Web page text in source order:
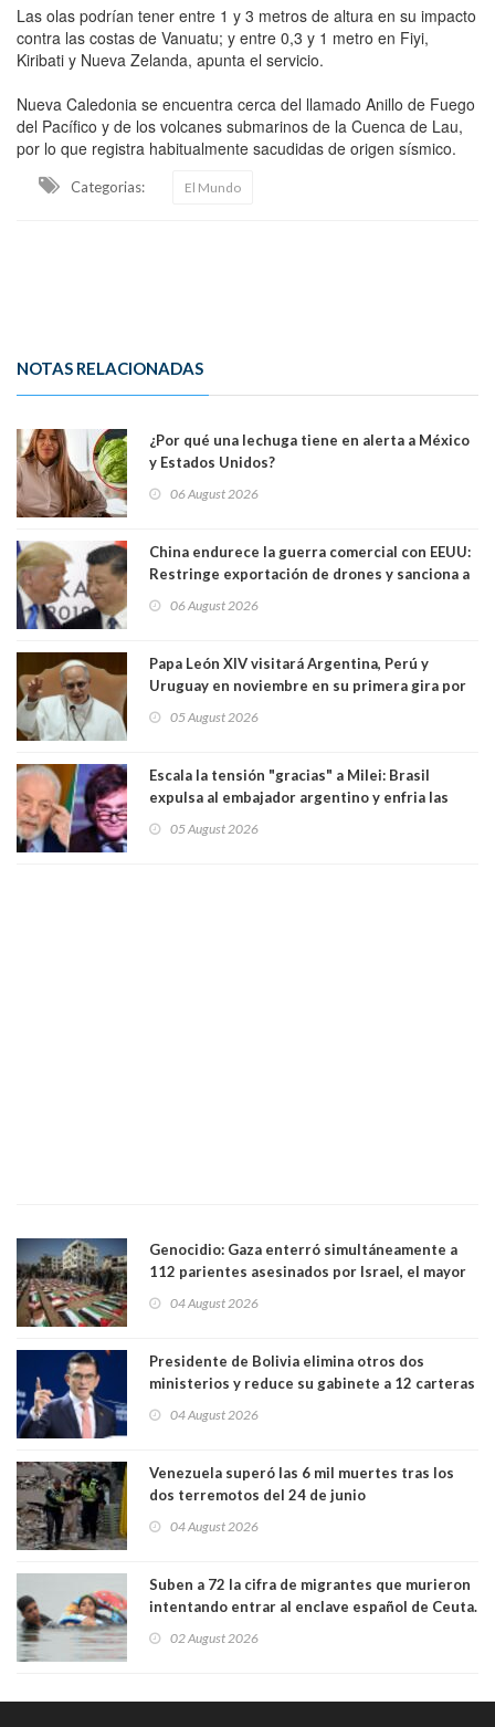
Las olas podrían tener entre 1 y 3 metros de altura en su impacto
contra las costas de Vanuatu; y entre 0,3 y 1 metro en Fiyi,
Kiribati y Nueva Zelanda, apunta el servicio.
Nueva Caledonia se encuentra cerca del llamado Anillo de Fuego
del Pacífico y de los volcanes submarinos de la Cuenca de Lau,
por lo que registra habitualmente sacudidas de origen sísmico.
Categorias: El Mundo
NOTAS RELACIONADAS
¿Por qué una lechuga tiene en alerta a México
y Estados Unidos?
06 August 2026
China endurece la guerra comercial con EEUU:
Restringe exportación de drones y sanciona a
06 August 2026
Papa León XIV visitará Argentina, Perú y
Uruguay en noviembre en su primera gira por
05 August 2026
Escala la tensión "gracias" a Milei: Brasil
expulsa al embajador argentino y enfria las
trasandino
05 August 2026
Genocidio: Gaza enterró simultáneamente a
112 parientes asesinados por Israel, el mayor
muertos figuran 44 niños y nueve ancianos
04 August 2026
Presidente de Bolivia elimina otros dos
ministerios y reduce su gabinete a 12 carteras
04 August 2026
Venezuela superó las 6 mil muertes tras los
dos terremotos del 24 de junio
04 August 2026
Suben a 72 la cifra de migrantes que murieron
intentando entrar al enclave español de Ceuta.
02 August 2026